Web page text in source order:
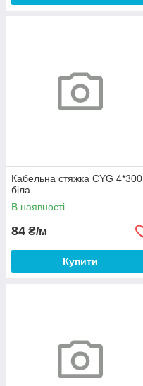
Кабельна стяжка CYG 4*300
біла
В наявності
84 ₴/м
Купити